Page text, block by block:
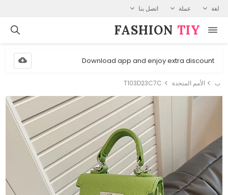
لغة عملة اتصل بنا
FASHION⁠ TIY
Download app and enjoy extra discount
ب الأمم المتحدة T103D23C7C